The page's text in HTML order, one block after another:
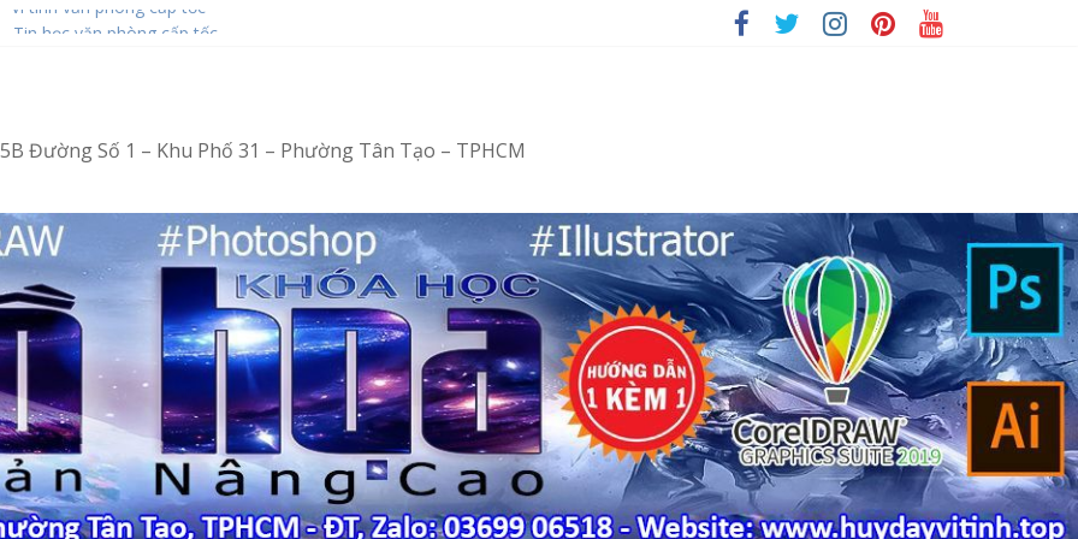
Vi tính văn phòng cấp tốc
Ventoy
Tân Tạo
Đường Số 1 – Khu Phố 31 – Phường Tân Tạo – TPHCM